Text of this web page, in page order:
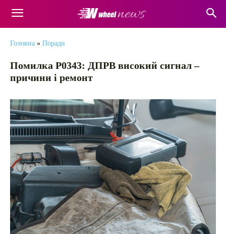
Головна » Поради
Помилка P0343: ДПРВ високий сигнал –
причини і ремонт